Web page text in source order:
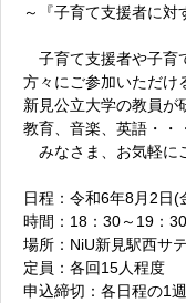
～『子育て支援者に対
子育て支援者や子育
方々にご参加いただけ
新見公立大学の教員が
教育、音楽、英語・・
みなさま、お気軽に
日程：令和6年8月2日(
時間：18：30～19：30
場所：NiU新見駅西サ
定員：各回15人程度
申込締切：各日程の1